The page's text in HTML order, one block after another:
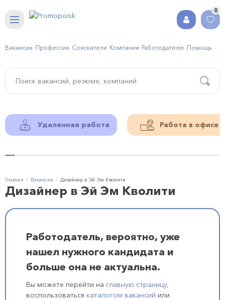
0
Вакансии Профессии Соискатели Компании Работодателю Помощь
Удаленная работа Работа в офисе
Главная Вакансии Дизайнер в Эй Эм Кволити
Дизайнер в Эй Эм Кволити
Работодатель, вероятно, уже
нашел нужного кандидата и
больше она не актуальна.
Вы можете перейти на главную страницу,
воспользоваться каталогом вакансий или